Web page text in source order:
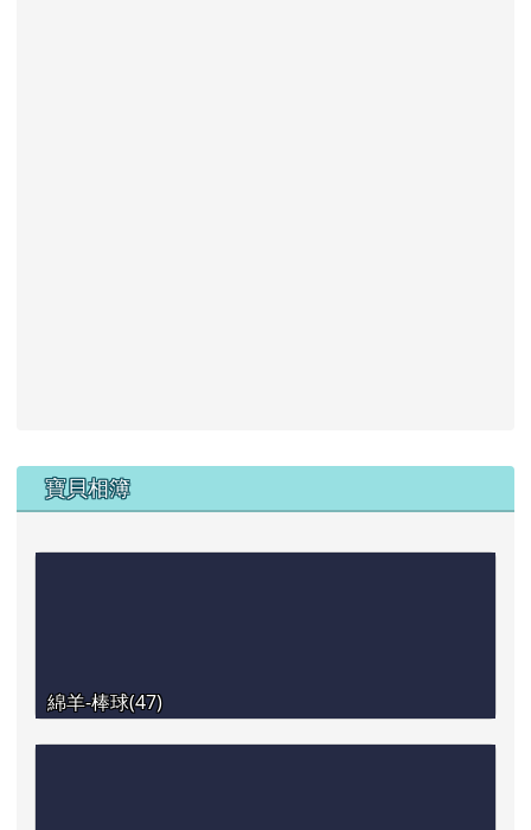
下中區域內容
寶貝相簿
綿羊-棒球(47)